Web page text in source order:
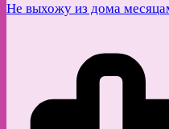
Не выхожу из дома